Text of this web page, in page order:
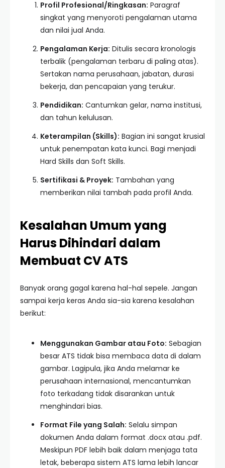
Profil Profesional/Ringkasan: Paragraf
singkat yang menyoroti pengalaman utama
dan nilai jual Anda.
Pengalaman Kerja: Ditulis secara kronologis
terbalik (pengalaman terbaru di paling atas).
Sertakan nama perusahaan, jabatan, durasi
bekerja, dan pencapaian yang terukur.
Pendidikan: Cantumkan gelar, nama institusi,
dan tahun kelulusan.
Keterampilan (Skills): Bagian ini sangat krusial
untuk penempatan kata kunci. Bagi menjadi
Hard Skills dan Soft Skills.
Sertifikasi & Proyek: Tambahan yang
memberikan nilai tambah pada profil Anda.
Kesalahan Umum yang
Harus Dihindari dalam
Membuat CV ATS
Banyak orang gagal karena hal-hal sepele. Jangan
sampai kerja keras Anda sia-sia karena kesalahan
berikut:
Menggunakan Gambar atau Foto: Sebagian
besar ATS tidak bisa membaca data di dalam
gambar. Lagipula, jika Anda melamar ke
perusahaan internasional, mencantumkan
foto terkadang tidak disarankan untuk
menghindari bias.
Format File yang Salah: Selalu simpan
dokumen Anda dalam format .docx atau .pdf.
Meskipun PDF lebih baik dalam menjaga tata
letak, beberapa sistem ATS lama lebih lancar